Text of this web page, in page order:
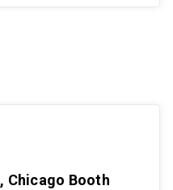
Chicago Booth